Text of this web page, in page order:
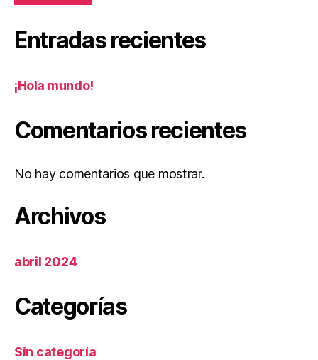
Entradas recientes
¡Hola mundo!
Comentarios recientes
No hay comentarios que mostrar.
Archivos
abril 2024
Categorías
Sin categoría